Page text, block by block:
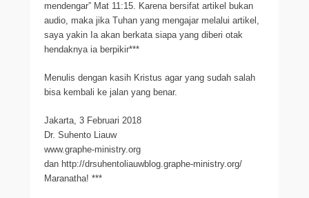
mendengar” Mat 11:15. Karena bersifat artikel bukan
audio, maka jika Tuhan yang mengajar melalui artikel,
saya yakin Ia akan berkata siapa yang diberi otak
hendaknya ia berpikir***
Menulis dengan kasih Kristus agar yang sudah salah
bisa kembali ke jalan yang benar.
Jakarta, 3 Februari 2018
Dr. Suhento Liauw
www.graphe-ministry.org
dan http://drsuhentoliauwblog.graphe-ministry.org/
Maranatha! ***